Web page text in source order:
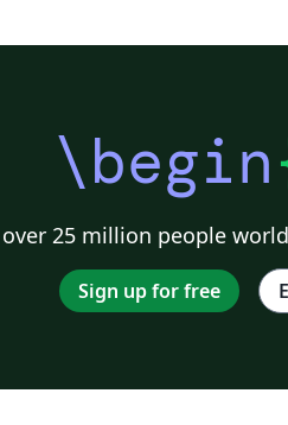
\begin
25 million people
Sign up for free